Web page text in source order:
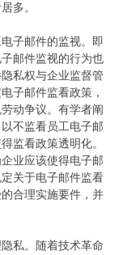
多。
子邮件的监视。即
邮件监视的行为也
私权与企业监督管
子邮件监看政策，
动争议。有学者阐
不监看员工电子邮
监看政策透明化。
业应该使得电子邮
关于电子邮件监看
合理实施要件，并
私。随着技术革命